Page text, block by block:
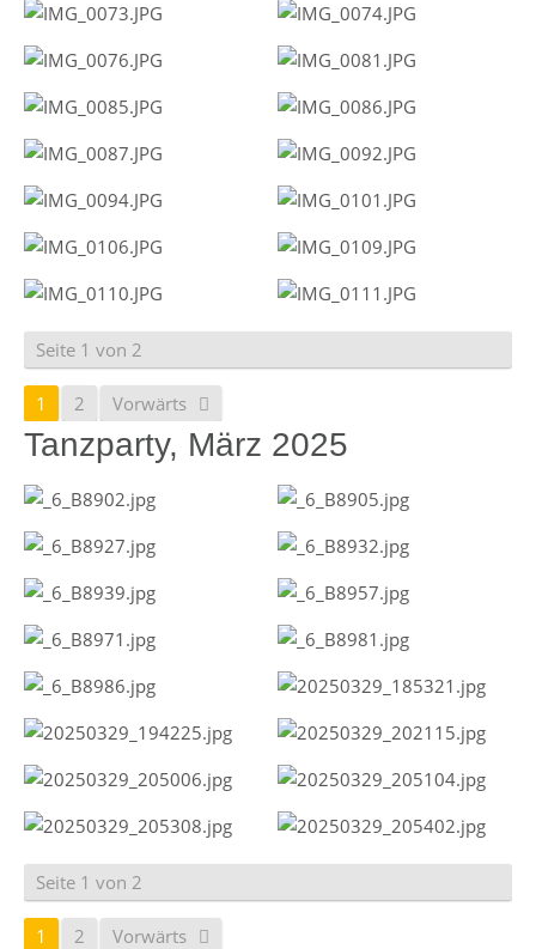
Seite 1 von 2
1 2 Vorwärts
Tanzparty, März 2025
Seite 1 von 2
1 2 Vorwärts